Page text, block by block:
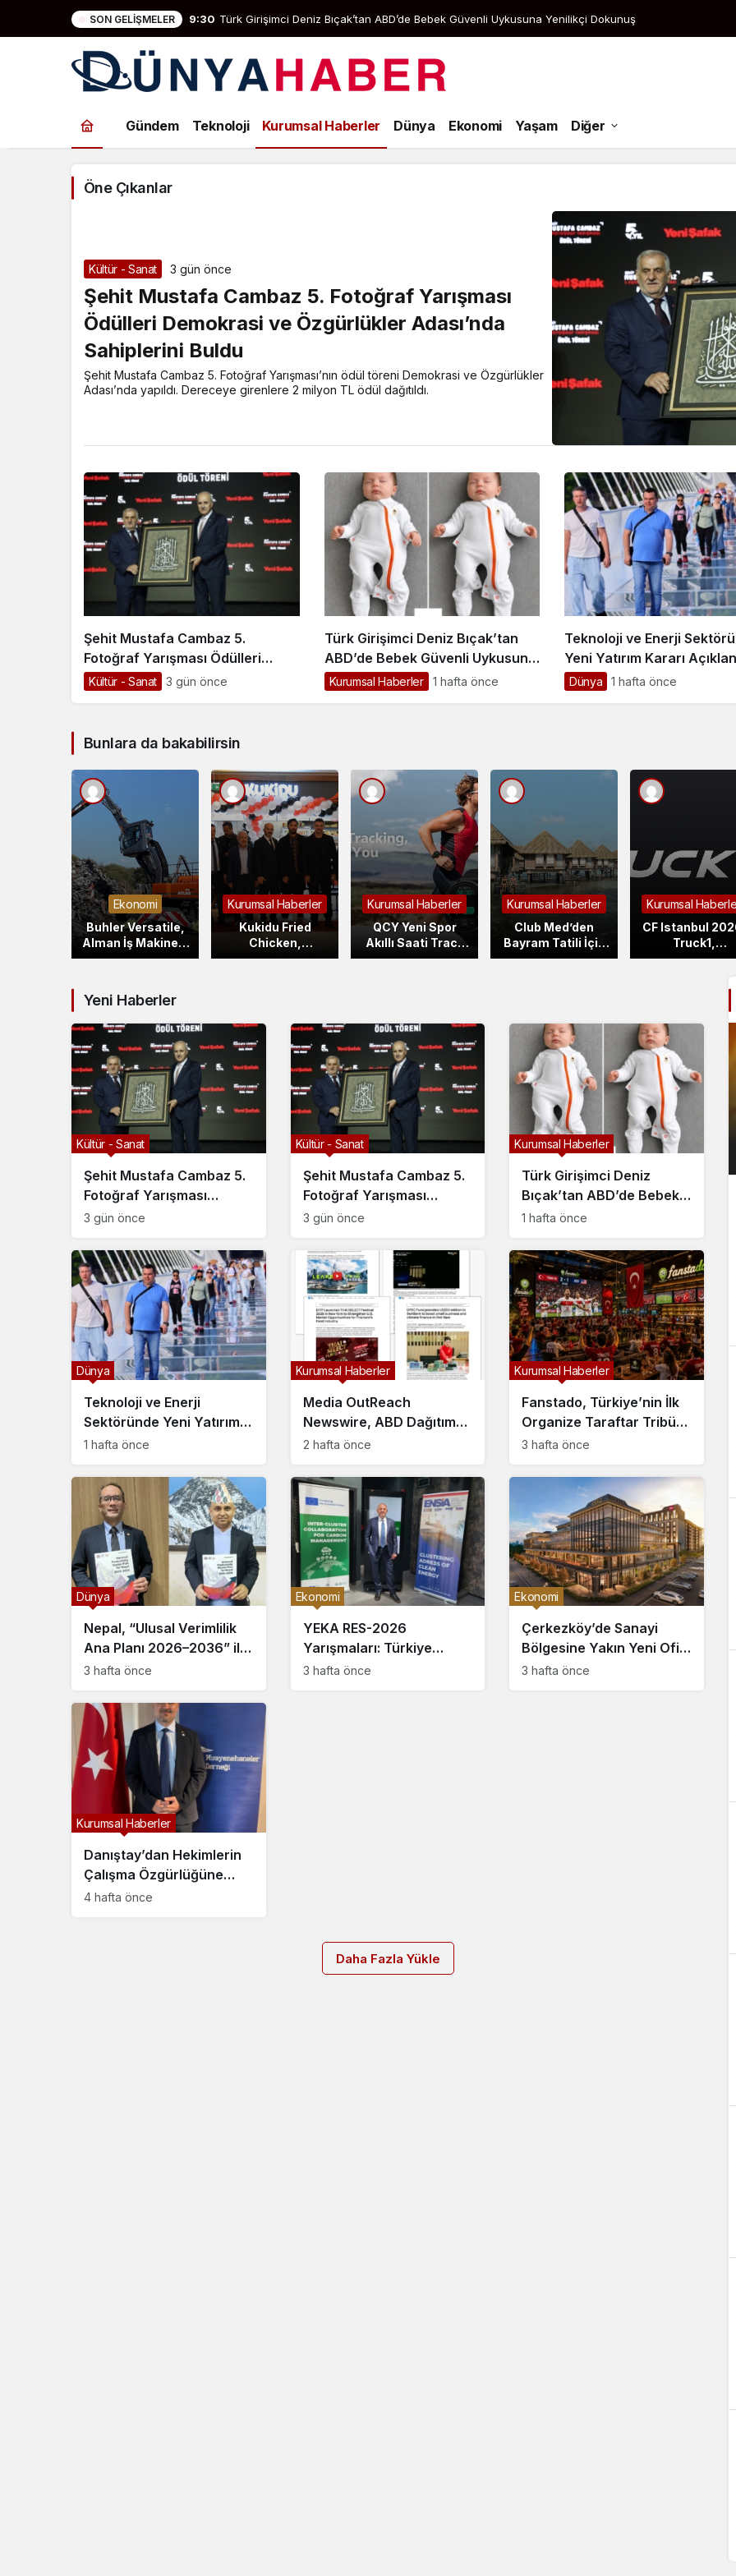
SON GELIŞMELER 9:30 Türk Girişimci Deniz Bıçak’tan ABD’de Bebek Güvenli Uykusuna Yenilikçi Dokunuş
Haberler
Haberleri
Gündem Teknoloji Kurumsal Haberler Dünya Ekonomi Yaşam Diğer
Öne Çıkanlar
Kültür - Sanat 3 gün önce
Şehit Mustafa Cambaz 5. Fotoğraf Yarışması
Ödülleri Demokrasi ve Özgürlükler Adası’nda
Sahiplerini Buldu
Şehit Mustafa Cambaz 5. Fotoğraf Yarışması’nın ödül töreni Demokrasi ve Özgürlükler
Adası’nda yapıldı. Dereceye girenlere 2 milyon TL ödül dağıtıldı.
Şehit Mustafa Cambaz 5.
Fotoğraf Yarışması Ödülleri
Demokrasi ve Özgürlükler
Kültür - Sanat 3 gün önce
Türk Girişimci Deniz Bıçak’tan
ABD’de Bebek Güvenli Uykusuna
Yenilikçi Dokunuş
Kurumsal Haberler 1 hafta önce
Teknoloji ve Enerji
Yeni Yatırım Kararı
Dünya 1 hafta önce
Bunlara da bakabilirsin
Ekonomi
Buhler Versatile,
Alman İş Makinesi
Devi ATLAS’ı Satın
Başlıyor!
Kurumsal Haberler
Kukidu Fried
Chicken,
Türkiye’nin Yeni
Kurumsal Haberler
QCY Yeni Spor
Akıllı Saati Track
S10’u Mart’ta
Kurumsal Haberler
Club Med’den
Bayram Tatili İçin
Ayrıcalıklı Tatil
Açıklandı
Kurumsal
CF Istanbul
Truck1,
Taşımacılık
Küresel Tedarik
Yeni Haberler
Şehit Mustafa Cambaz 5.
Fotoğraf Yarışması
Ödülleri Demokrasi ve
Sahiplerini Buldu
Kültür - Sanat
3 gün önce
Şehit Mustafa Cambaz 5.
Fotoğraf Yarışması
Ödülleri Demokrasi ve
Sahiplerini Buldu
Kültür - Sanat
3 gün önce
Türk Girişimci Deniz
Bıçak’tan ABD’de Bebek
Güvenli Uykusuna
Kurumsal Haberler
1 hafta önce
Teknoloji ve Enerji
Sektöründe Yeni Yatırım
Kararı Açıklandı
Dünya
1 hafta önce
Media OutReach
Newswire, ABD Dağıtım
Ağını ve Yapay Zekâ
Güçlendiriyor
Kurumsal Haberler
2 hafta önce
Fanstado, Türkiye’nin İlk
Organize Taraftar Tribün
Ağını Kuruyor: İşletmeler
Kurumsal Haberler
3 hafta önce
Nepal, “Ulusal Verimlilik
Ana Planı 2026–2036” ile
Ekonomik Dönüşüm
Dünya
3 hafta önce
YEKA RES-2026
Yarışmaları: Türkiye
Temiz Enerjide Üretim
Ekonomi
3 hafta önce
Çerkezköy’de Sanayi
Bölgesine Yakın Yeni Ofis
Bloğu Satışa Çıktı
Ekonomi
3 hafta önce
Danıştay’dan Hekimlerin
Çalışma Özgürlüğüne
İlişkin Kritik Karar:
Kurumsal Haberler
4 hafta önce
Daha Fazla Yükle